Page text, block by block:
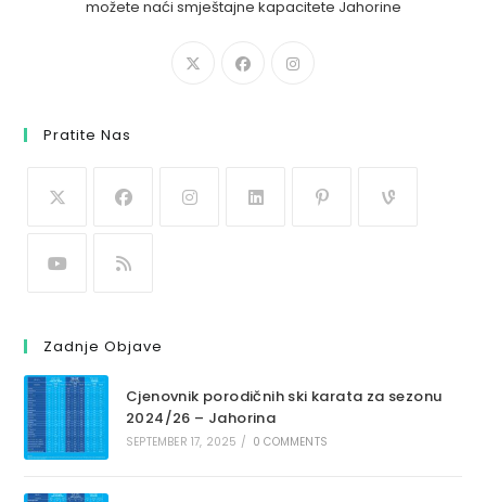
možete naći smještajne kapacitete Jahorine
Pratite Nas
Zadnje Objave
Cjenovnik porodičnih ski karata za sezonu
2024/26 – Jahorina
SEPTEMBER 17, 2025 / 0 COMMENTS